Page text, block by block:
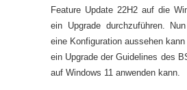
Feature Update 22H2 auf die
ein Upgrade durchzuführen.
eine Konfiguration aussehen
ein Upgrade der Guidelines des
auf Windows 11 anwenden kann.